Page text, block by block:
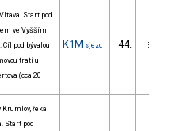
Start pod
ve Vyšším
Cíl pod bývalou
tratí u
(cca 20
K1M sjezd 44. 3/ZM
Krumlov, řeka
Start pod